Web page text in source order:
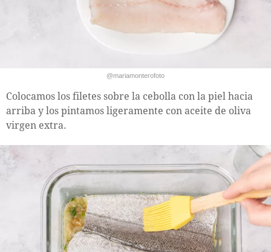
@mariamonterofoto
Colocamos los filetes sobre la cebolla con la piel hacia
arriba y los pintamos ligeramente con aceite de oliva
virgen extra.